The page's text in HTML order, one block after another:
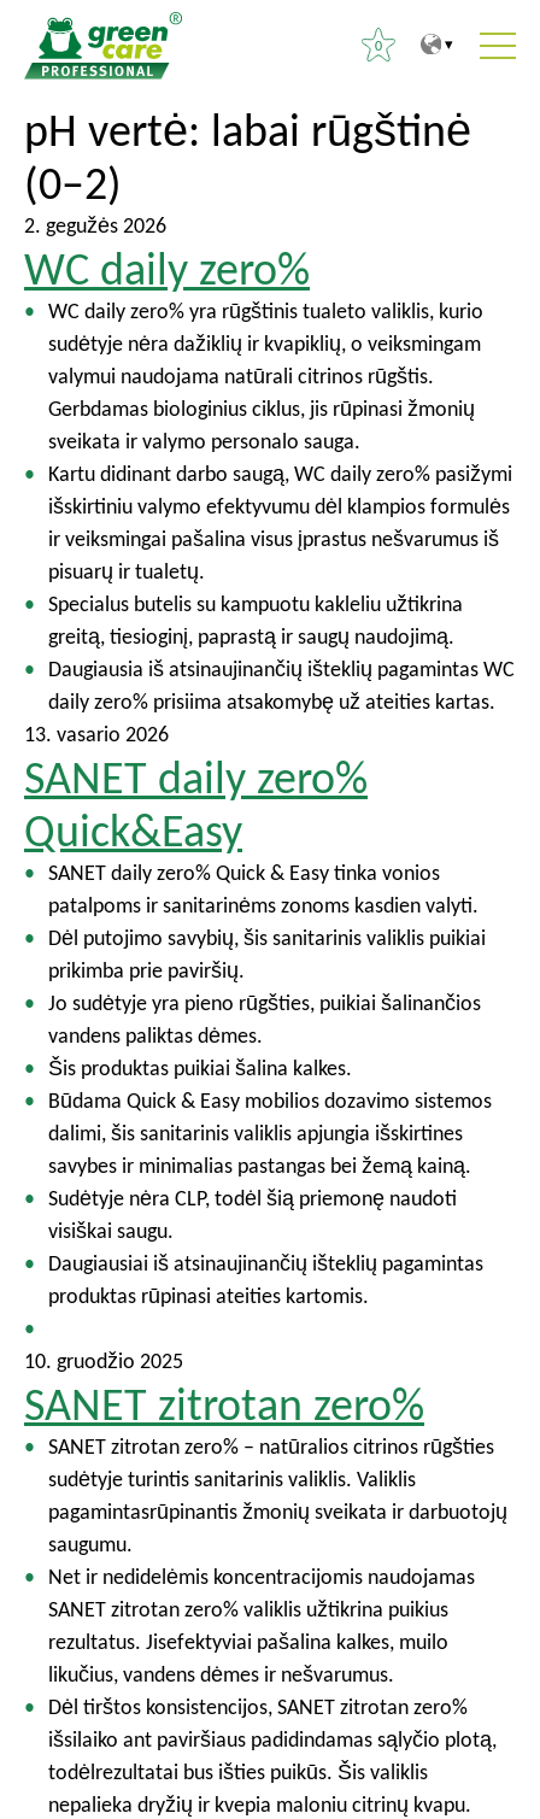
0
I
e
š
k
o
t
i
pH vertė: labai rūgštinė
(0–2)
2. gegužės 2026
WC daily zero%
WC daily zero% yra rūgštinis tualeto valiklis, kurio
sudėtyje nėra dažiklių ir kvapiklių, o veiksmingam
valymui naudojama natūrali citrinos rūgštis.
Gerbdamas biologinius ciklus, jis rūpinasi žmonių
sveikata ir valymo personalo sauga.
Kartu didinant darbo saugą, WC daily zero% pasižymi
išskirtiniu valymo efektyvumu dėl klampios formulės
ir veiksmingai pašalina visus įprastus nešvarumus iš
pisuarų ir tualetų.
Specialus butelis su kampuotu kakleliu užtikrina
greitą, tiesioginį, paprastą ir saugų naudojimą.
Daugiausia iš atsinaujinančių išteklių pagamintas WC
daily zero% prisiima atsakomybę už ateities kartas.
13. vasario 2026
SANET daily zero%
Quick&Easy
SANET daily zero% Quick & Easy tinka vonios
patalpoms ir sanitarinėms zonoms kasdien valyti.
Dėl putojimo savybių, šis sanitarinis valiklis puikiai
prikimba prie paviršių.
Jo sudėtyje yra pieno rūgšties, puikiai šalinančios
vandens paliktas dėmes.
Šis produktas puikiai šalina kalkes.
Būdama Quick & Easy mobilios dozavimo sistemos
dalimi, šis sanitarinis valiklis apjungia išskirtines
savybes ir minimalias pastangas bei žemą kainą.
Sudėtyje nėra CLP, todėl šią priemonę naudoti
visiškai saugu.
Daugiausiai iš atsinaujinančių išteklių pagamintas
produktas rūpinasi ateities kartomis.
10. gruodžio 2025
SANET zitrotan zero%
SANET zitrotan zero% – natūralios citrinos rūgšties
sudėtyje turintis sanitarinis valiklis. Valiklis
pagamintasrūpinantis žmonių sveikata ir darbuotojų
saugumu.
Net ir nedidelėmis koncentracijomis naudojamas
SANET zitrotan zero% valiklis užtikrina puikius
rezultatus. Jisefektyviai pašalina kalkes, muilo
likučius, vandens dėmes ir nešvarumus.
Dėl tirštos konsistencijos, SANET zitrotan zero%
išsilaiko ant paviršiaus padidindamas sąlyčio plotą,
todėlrezultatai bus išties puikūs. Šis valiklis
nepalieka dryžių ir kvepia maloniu citrinų kvapu.